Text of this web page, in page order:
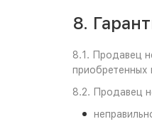
8.
8.1. Продавец
приобретенных
8.2. Продавец